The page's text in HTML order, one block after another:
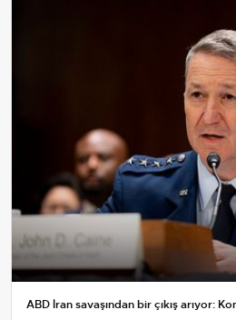
ABD İran savaşından bir çıkış arıyor: